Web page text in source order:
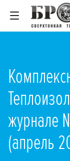
журнале
(апрель